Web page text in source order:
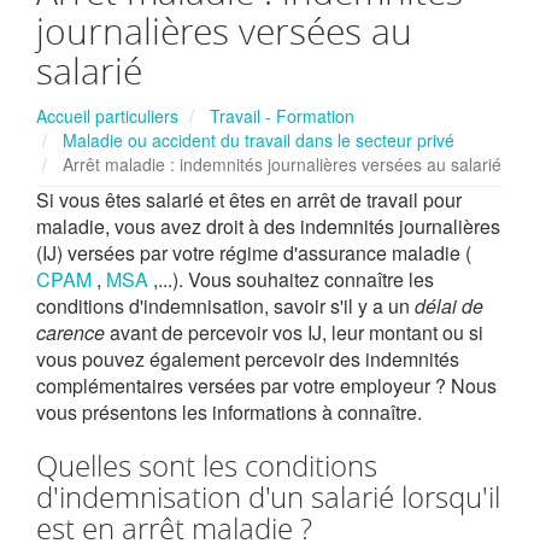
journalières versées au
salarié
Accueil particuliers
Travail - Formation
Maladie ou accident du travail dans le secteur privé
Arrêt maladie : indemnités journalières versées au salarié
Si vous êtes salarié et êtes en arrêt de travail pour
maladie, vous avez droit à des indemnités journalières
(IJ) versées par votre régime d'assurance maladie (
CPAM , MSA ,...). Vous souhaitez connaître les
conditions d'indemnisation, savoir s'il y a un délai de
carenceavant de percevoir vos IJ, leur montant ou si
vous pouvez également percevoir des indemnités
complémentaires versées par votre employeur ? Nous
vous présentons les informations à connaître.
Quelles sont les conditions
d'indemnisation d'un salarié lorsqu'il
est en arrêt maladie ?